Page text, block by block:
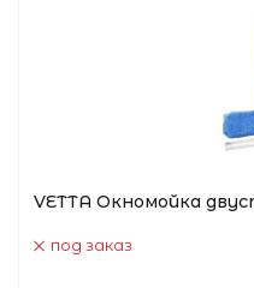
VETTA Окномойка
под заказ